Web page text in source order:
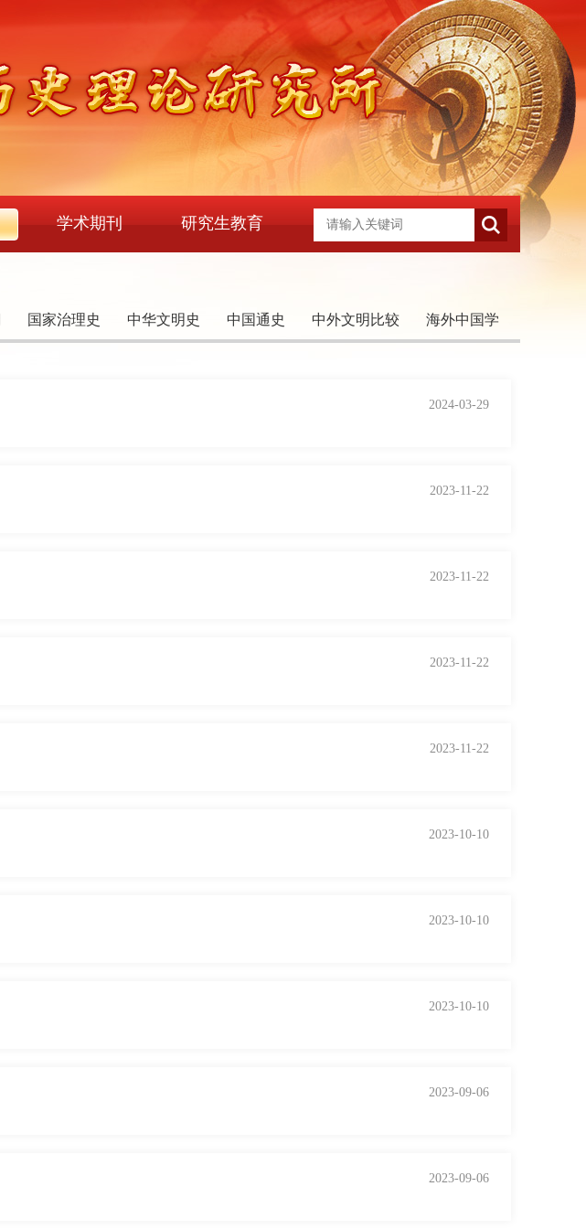
学术期刊 研究生教育
国家治理史 中华文明史 中国通史 中外文明比较 海外中国学
2024-03-29
2023-11-22
2023-11-22
2023-11-22
2023-11-22
2023-10-10
2023-10-10
2023-10-10
2023-09-06
2023-09-06